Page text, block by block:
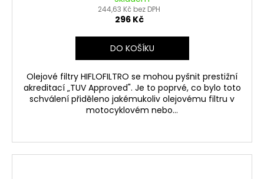
244,63 Kč bez DPH
296 Kč
DO KOŠÍKU
Olejové filtry HIFLOFILTRO se mohou pyšnit prestižní
akreditací „TUV Approved". Je to poprvé, co bylo toto
schválení přiděleno jakémukoliv olejovému filtru v
motocyklovém nebo...